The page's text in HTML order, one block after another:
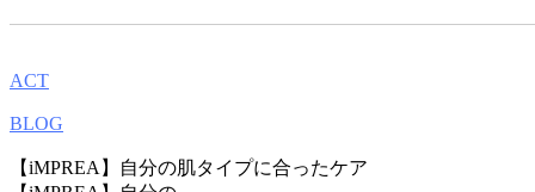
ACT
BLOG
【iMPREA】自分の肌タイプに合ったケア